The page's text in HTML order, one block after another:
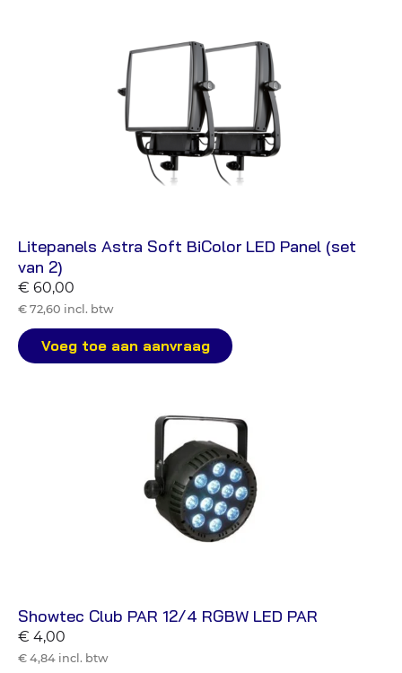
Litepanels Astra Soft BiColor LED Panel (set
van 2)
€ 60,00
€ 72,60 incl. btw
Voeg toe aan aanvraag
Showtec Club PAR 12/4 RGBW LED PAR
€ 4,00
€ 4,84 incl. btw